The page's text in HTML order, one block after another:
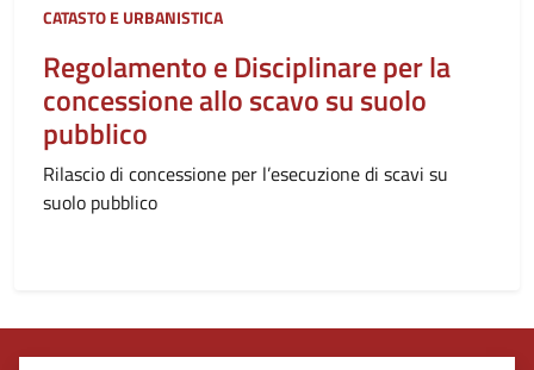
Categoria:
CATASTO E URBANISTICA
Regolamento e Disciplinare per la
concessione allo scavo su suolo
pubblico
Rilascio di concessione per l’esecuzione di scavi su
suolo pubblico